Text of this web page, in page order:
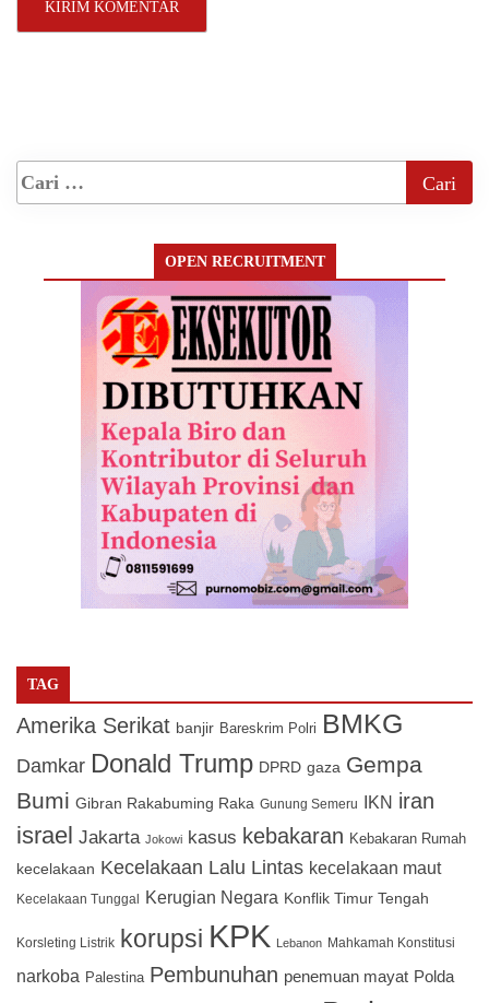
OPEN RECRUITMENT
TAG
Amerika Serikat banjir Bareskrim Polri BMKG
Damkar Donald Trump DPRD gaza Gempa
Bumi Gibran Rakabuming Raka Gunung Semeru IKN iran
israel Jakarta Jokowi kasus kebakaran Kebakaran Rumah
kecelakaan Kecelakaan Lalu Lintas kecelakaan maut
Kecelakaan Tunggal Kerugian Negara Konflik Timur Tengah
Korsleting Listrik korupsi KPK Lebanon Mahkamah Konstitusi
narkoba Palestina Pembunuhan penemuan mayat Polda